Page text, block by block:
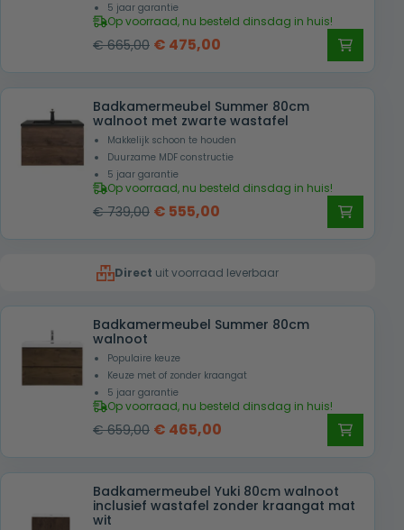
5 jaar garantie
Op voorraad, nu besteld dinsdag in huis!
€665,00 Oorspronkelijke
was:
€ 665,00.
€ 475,00
is:
€ 475,00.
Badkamermeubel Summer 80cm
walnoot met zwarte wastafel
Makkelijk schoon te houden
Duurzame MDF constructie
5 jaar garantie
Op voorraad, nu besteld dinsdag in huis!
€739,00 Oorspronkelijke
€ 739,00.
€ 555,00
€ 555,00.
Direct uit voorraad leverbaar
Badkamermeubel Summer 80cm
walnoot
Populaire keuze
Keuze met of zonder kraangat
5 jaar garantie
Op voorraad, nu besteld dinsdag in huis!
€659,00 Oorspronkelijke
was:
€ 659,00.
€ 465,00
is:
€ 465,00.
Badkamermeubel Yuki 80cm walnoot
inclusief wastafel zonder kraangat mat
wit